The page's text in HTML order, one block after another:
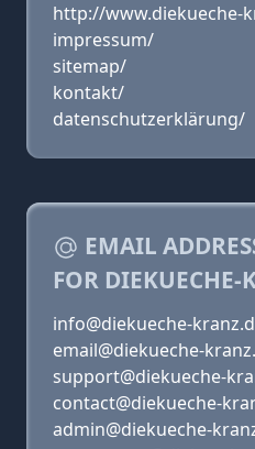
http://www.diekueche-
impressum/
sitemap/
kontakt/
datenschutzerklärung/
EMAIL
FOR DIEKUECHE-
info@diekueche-
email@diekueche-
support@diekueche-
contact@diekueche-
admin@diekueche-